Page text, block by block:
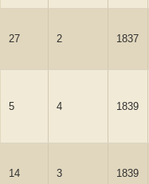
27 2 1837
5 4 1839
14 3 1839